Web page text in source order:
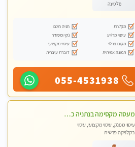
פלטינה
מקלחת
חניה חינם
עיסוי מרגיע
נקי ומסודר
מקום פרטי
עיסוי מקצועי
תמונה אמיתית
דוברת עיברית
055-4531938
מעסה מקסימה בנתניה כל סוגי העיסויים מעסה מקצועית ואיכותית פרטי!! בנתניה
עיסוי מפנק, עיסוי מקצועי, עיסוי
בקלניקה פרטית